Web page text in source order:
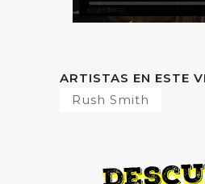
ARTISTAS EN ESTE
Rush Smith